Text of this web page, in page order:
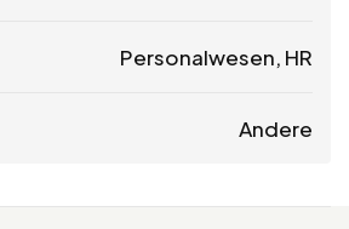
Personalwesen, HR
Andere